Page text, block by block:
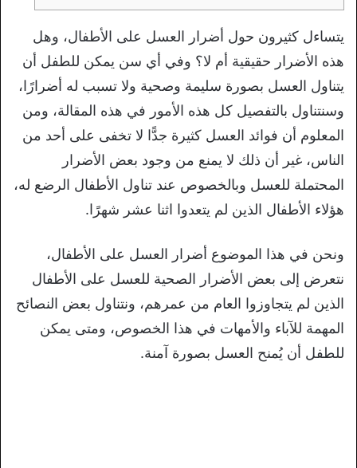
يتساءل كثيرون حول أضرار العسل على الأطفال، وهل
هذه الأضرار حقيقية أم لا؟ وفي أي سن يمكن للطفل أن
يتناول العسل بصورة سليمة وصحية ولا تسبب له أضرارًا،
وسنتناول بالتفصيل كل هذه الأمور في هذه المقالة، ومن
المعلوم أن فوائد العسل كثيرة جدًّا لا تخفى على أحد من
الناس، غير أن ذلك لا يمنع من وجود بعض الأضرار
المحتملة للعسل وبالخصوص عند تناول الأطفال الرضع له،
هؤلاء الأطفال الذين لم يتعدوا اثنا عشر شهرًا.
ونحن في هذا الموضوع أضرار العسل على الأطفال،
نتعرض إلى بعض الأضرار الصحية للعسل على الأطفال
الذين لم يتجاوزوا العام من عمرهم، ونتناول بعض النصائح
المهمة للآباء والأمهات في هذا الخصوص، ومتى يمكن
للطفل أن يُمنح العسل بصورة آمنة.